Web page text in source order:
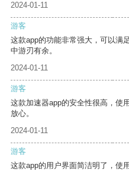
2024-01-11
游客
这款app的功能非常强大，可以满
中游刃有余。
2024-01-11
游客
这款加速器app的安全性很高，使
放心。
2024-01-11
游客
这款app的用户界面简洁明了，使